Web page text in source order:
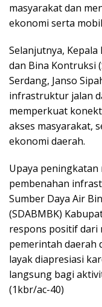
masyarakat dan
ekonomi serta
Selanjutnya,
dan Bina Kontruksi
Serdang, Janso
infrastruktur jalan
memperkuat
akses masyarakat,
ekonomi daerah.
Upaya peningkatan
pembenahan
Sumber Daya Air
(SDABMBK)
respons positif dari
pemerintah daerah
layak diapresiasi
langsung bagi
(1kbr/ac-40)